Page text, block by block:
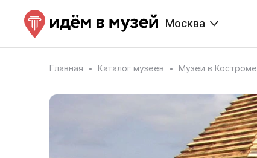
Москва
Главная Каталог музеев Музеи в Костроме